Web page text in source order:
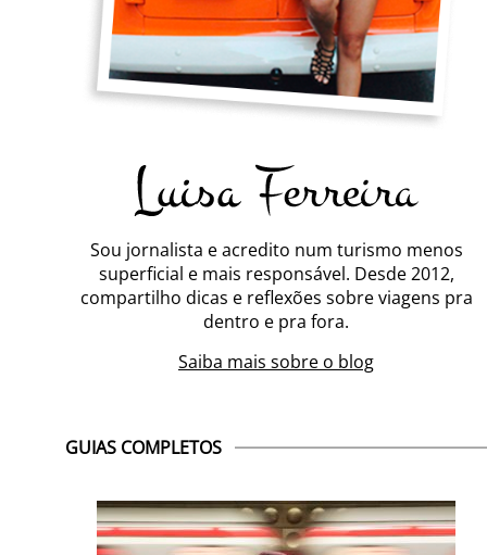
Sou jornalista e acredito num turismo menos
superficial e mais responsável. Desde 2012,
compartilho dicas e reflexões sobre viagens pra
dentro e pra fora.
Saiba mais sobre o blog
GUIAS COMPLETOS